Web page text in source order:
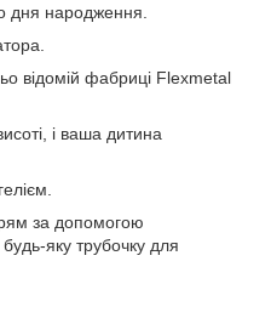
дня народження.
відомій фабриці Flexmetal
і ваша дитина
за допомогою
яку трубочку для